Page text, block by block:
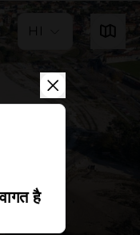
HI
है